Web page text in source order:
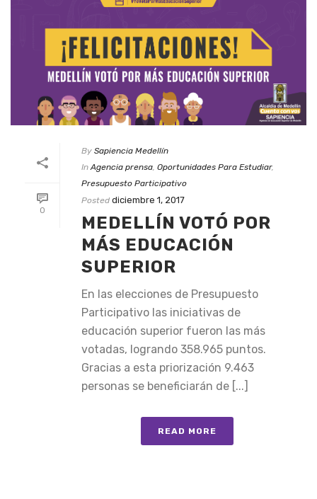
0
By Sapiencia Medellín
In Agencia prensa, Oportunidades Para Estudiar,
Presupuesto Participativo
Posted diciembre 1, 2017
MEDELLÍN VOTÓ POR
MÁS EDUCACIÓN
SUPERIOR
En las elecciones de Presupuesto
Participativo las iniciativas de
educación superior fueron las más
votadas, logrando 358.965 puntos.
Gracias a esta priorización 9.463
personas se beneficiarán de [...]
READ MORE